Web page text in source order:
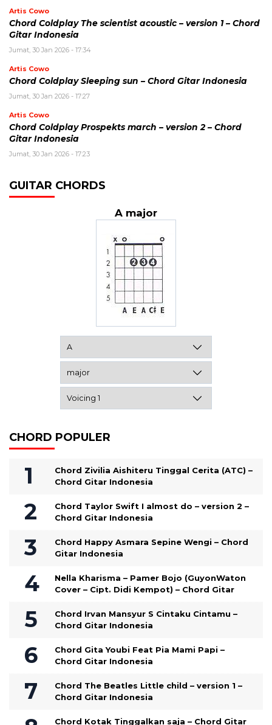
Artis Cowo
Chord Coldplay The scientist acoustic – version 1 – Chord
Gitar Indonesia
Jumat, 30 Jan 2026 - 17:34
Artis Cowo
Chord Coldplay Sleeping sun – Chord Gitar Indonesia
Jumat, 30 Jan 2026 - 17:27
Artis Cowo
Chord Coldplay Prospekts march – version 2 – Chord
Gitar Indonesia
Jumat, 30 Jan 2026 - 17:23
GUITAR CHORDS
A major
CHORD POPULER
Chord Zivilia Aishiteru Tinggal Cerita (ATC) –
Chord Gitar Indonesia
Chord Taylor Swift I almost do – version 2 –
Chord Gitar Indonesia
Chord Happy Asmara Sepine Wengi – Chord
Gitar Indonesia
Nella Kharisma – Pamer Bojo (GuyonWaton
Cover – Cipt. Didi Kempot) – Chord Gitar
Chord Irvan Mansyur S Cintaku Cintamu –
Chord Gitar Indonesia
Chord Gita Youbi Feat Pia Mami Papi –
Chord Gitar Indonesia
Chord The Beatles Little child – version 1 –
Chord Gitar Indonesia
Chord Kotak Tinggalkan saja – Chord Gitar